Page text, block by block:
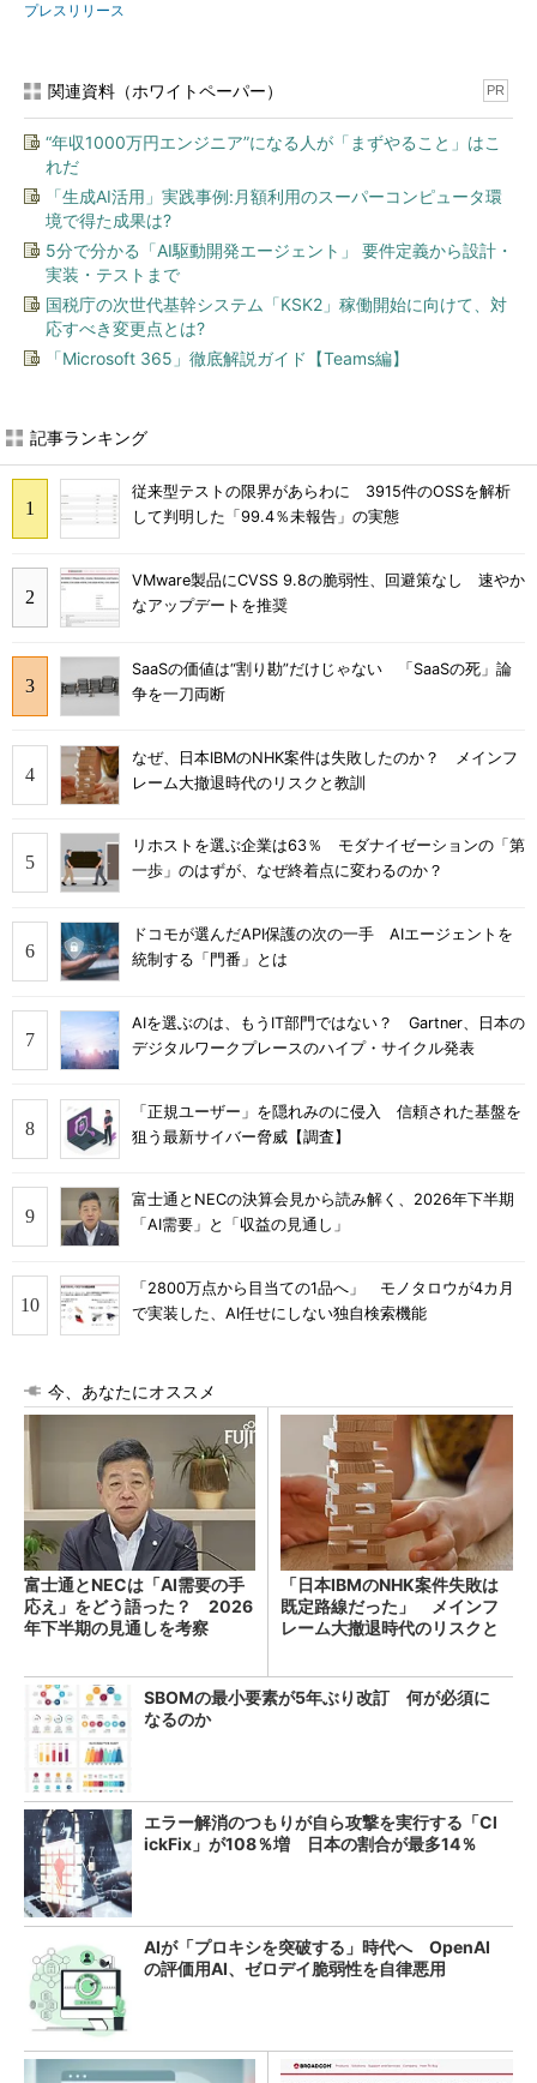
プレスリリース
関連資料（ホワイトペーパー） PR
“年収1000万円エンジニア”になる人が「まずやること」はこ
れだ
「生成AI活用」実践事例:月額利用のスーパーコンピュータ環
境で得た成果は?
5分で分かる「AI駆動開発エージェント」 要件定義から設計・
実装・テストまで
国税庁の次世代基幹システム「KSK2」稼働開始に向けて、対
応すべき変更点とは?
「Microsoft 365」徹底解説ガイド【Teams編】
記事ランキング
従来型テストの限界があらわに 3915件のOSSを解析
して判明した「99.4％未報告」の実態
VMware製品にCVSS 9.8の脆弱性、回避策なし 速やか
なアップデートを推奨
SaaSの価値は“割り勘”だけじゃない 「SaaSの死」論
争を一刀両断
なぜ、日本IBMのNHK案件は失敗したのか？ メインフ
レーム大撤退時代のリスクと教訓
リホストを選ぶ企業は63％ モダナイゼーションの「第
一歩」のはずが、なぜ終着点に変わるのか？
ドコモが選んだAPI保護の次の一手 AIエージェントを
統制する「門番」とは
AIを選ぶのは、もうIT部門ではない？ Gartner、日本の
デジタルワークプレースのハイプ・サイクル発表
「正規ユーザー」を隠れみのに侵入 信頼された基盤を
狙う最新サイバー脅威【調査】
富士通とNECの決算会見から読み解く、2026年下半期
「AI需要」と「収益の見通し」
「2800万点から目当ての1品へ」 モノタロウが4カ月
で実装した、AI任せにしない独自検索機能
今、あなたにオススメ
富士通とNECは「AI需要の手
応え」をどう語った？ 2026
年下半期の見通しを考察
「日本IBMのNHK案件失敗は
既定路線だった」 メインフ
レーム大撤退時代のリスクと
SBOMの最小要素が5年ぶり改訂 何が必須に
なるのか
エラー解消のつもりが自ら攻撃を実行する「Cl
ickFix」が108％増 日本の割合が最多14％
AIが「プロキシを突破する」時代へ OpenAI
の評価用AI、ゼロデイ脆弱性を自律悪用